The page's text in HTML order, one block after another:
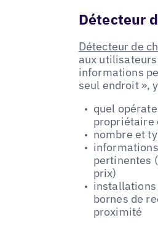
Détecteur
Détecteur de
aux
informations
seul endroit »,
quel
propriétaire
nombre et
pertinentes
prix)
bornes de
proximité